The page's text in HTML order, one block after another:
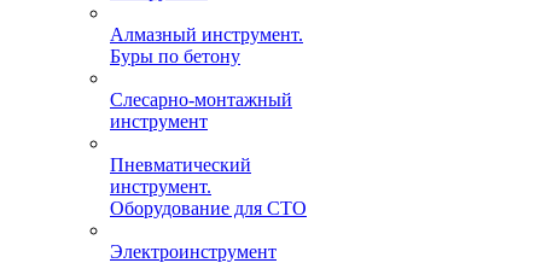
Алмазный инструмент.
Буры по бетону
Слесарно-монтажный
инструмент
Пневматический
инструмент.
Оборудование для СТО
Электроинструмент